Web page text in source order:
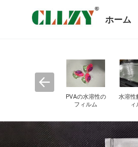
ホーム
生分解性のごみ
袋